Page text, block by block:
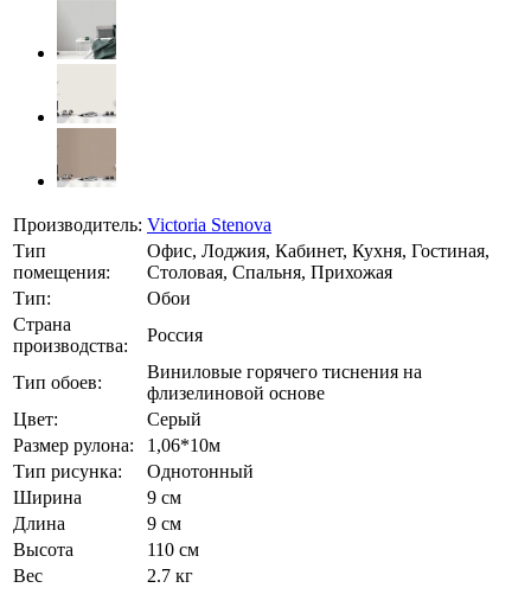
Производитель: Victoria Stenova
Тип
помещения:
Офис, Лоджия, Кабинет, Кухня, Гостиная,
Столовая, Спальня, Прихожая
Тип:
Обои
Страна
производства:
Россия
Тип обоев:
Виниловые горячего тиснения на
флизелиновой основе
Цвет:
Серый
Размер рулона:
1,06*10м
Тип рисунка:
Однотонный
Ширина
9 см
Длина
9 см
Высота
110 см
Вес
2.7 кг